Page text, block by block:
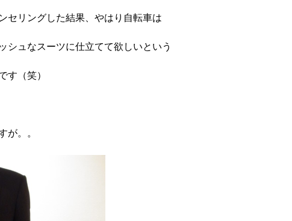
セリングした結果、やはり自転車は
シュなスーツに仕立てて欲しいという
す（笑）
が。。